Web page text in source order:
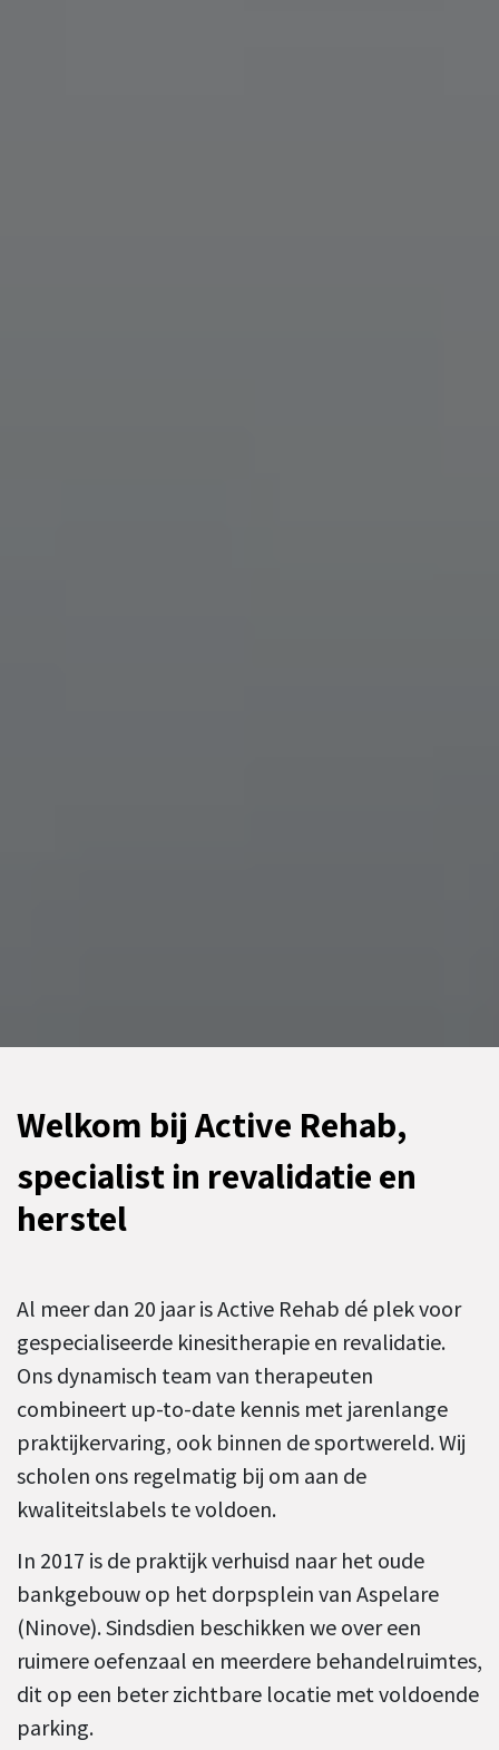
Welkom bij Active Rehab,
specialist in revalidatie en
herstel
Al meer dan 20 jaar is Active Rehab dé plek voor
gespecialiseerde kinesitherapie en revalidatie.
Ons dynamisch team van therapeuten
combineert up-to-date kennis met jarenlange
praktijkervaring, ook binnen de sportwereld. Wij
scholen ons regelmatig bij om aan de
kwaliteitslabels te voldoen.
In 2017 is de praktijk verhuisd naar het oude
bankgebouw op het dorpsplein van Aspelare
(Ninove). Sindsdien beschikken we over een
ruimere oefenzaal en meerdere behandelruimtes,
dit op een beter zichtbare locatie met voldoende
parking.